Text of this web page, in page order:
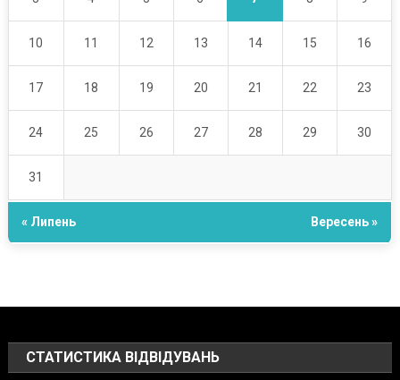
10 11 12 13 14 15 16
17 18 19 20 21 22 23
24 25 26 27 28 29 30
31
« Липень Вересень »
СТАТИСТИКА ВІДВІДУВАНЬ